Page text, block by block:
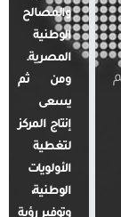
والمصالح
الوطنية
المصرية.
ومن ثم
يسعى
إنتاج المركز
لتغطية
الأولويات
الوطنية،
وتوفير رؤية